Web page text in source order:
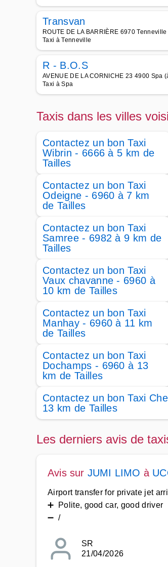
Transvan
ROUTE DE LA BARRIÈRE 6970
Taxi à Tenneville
R - B.O.S
AVENUE DE LA CORNICHE 23 4900 Spa
Taxi à Spa
Taxis dans les villes
Contactez un bon Taxi
Wibrin - 6666 à 5 km de
Tailles
Contactez un bon Taxi
Odeigne - 6960 à 7 km
de Tailles
Contactez un bon Taxi
Samree - 6982 à 9 km de
Tailles
Contactez un bon Taxi
Vaux chavanne - 6960 à
10 km de Tailles
Contactez un bon Taxi
Manhay - 6960 à 11 km
de Tailles
Contactez un bon Taxi
Dochamps - 6960 à 13
km de Tailles
Contactez un bon Taxi
13 km de Tailles
Les derniers avis de
Avis sur JUMI LIMO à
Airport transfer for private jet
➕ Polite, good car, good driver
➖ /
SR
21/04/2026